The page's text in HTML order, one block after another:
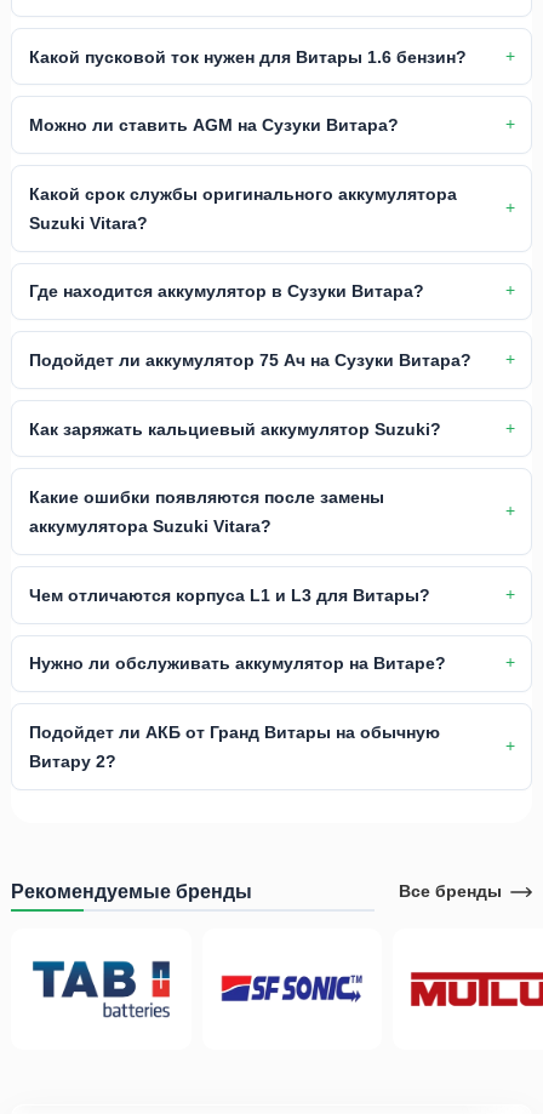
Какой пусковой ток нужен для Витары 1.6 бензин?
Можно ли ставить AGM на Сузуки Витара?
Какой срок службы оригинального аккумулятора
Suzuki Vitara?
Где находится аккумулятор в Сузуки Витара?
Подойдет ли аккумулятор 75 Ач на Сузуки Витара?
Как заряжать кальциевый аккумулятор Suzuki?
Какие ошибки появляются после замены
аккумулятора Suzuki Vitara?
Чем отличаются корпуса L1 и L3 для Витары?
Нужно ли обслуживать аккумулятор на Витаре?
Подойдет ли АКБ от Гранд Витары на обычную
Витару 2?
Рекомендуемые бренды Все бренды